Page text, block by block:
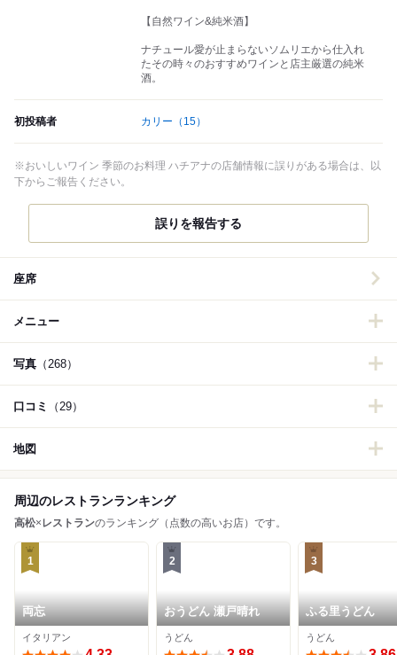
【自然ワイン&純米酒】
ナチュール愛が止まらないソムリエから仕入れ
たその時々のおすすめワインと店主厳選の純米
酒。
初投稿者 カリー （15）
※おいしいワイン 季節のお料理 ハチアナの店舗情報に誤りがある場合は、以
下からご報告ください。
誤りを報告する
座席
メニュー
写真 （268）
口コミ （29）
地図
周辺のレストランランキング
高松× レストランのランキング（点数の高いお店）です。
1
両忘
イタリアン
2
おうどん 瀬戸晴れ
うどん
3
ふる里うどん
うどん